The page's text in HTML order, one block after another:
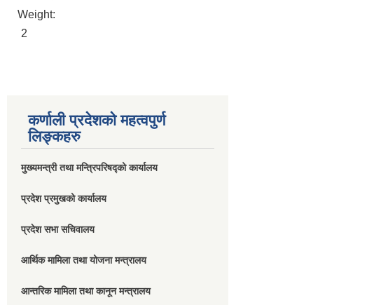
Weight:
2
कर्णाली प्रदेशको महत्वपुर्ण
लिङ्कहरु
मुख्यमन्त्री तथा मन्त्रिपरिषद्को कार्यालय
प्रदेश प्रमुखको कार्यालय
प्रदेश सभा सचिवालय
आर्थिक मामिला तथा योजना मन्त्रालय
आन्तरिक मामिला तथा कानून मन्त्रालय